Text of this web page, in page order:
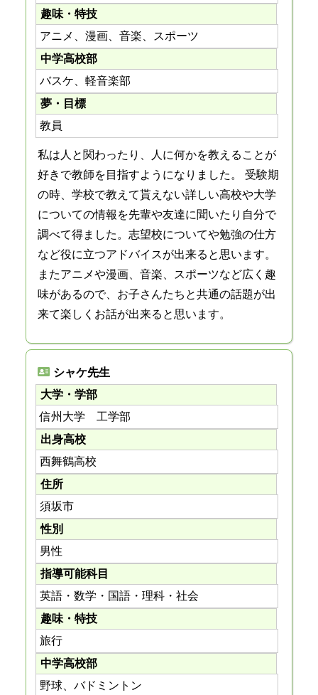
趣味・特技
アニメ、漫画、音楽、スポーツ
中学高校部
バスケ、軽音楽部
夢・目標
教員
私は人と関わったり、人に何かを教えることが
好きで教師を目指すようになりました。 受験期
の時、学校で教えて貰えない詳しい高校や大学
についての情報を先輩や友達に聞いたり自分で
調べて得ました。志望校についてや勉強の仕方
など役に立つアドバイスが出来ると思います。
またアニメや漫画、音楽、スポーツなど広く趣
味があるので、お子さんたちと共通の話題が出
来て楽しくお話が出来ると思います。
シャケ先生
大学・学部
信州大学 工学部
出身高校
西舞鶴高校
住所
須坂市
性別
男性
指導可能科目
英語・数学・国語・理科・社会
趣味・特技
旅行
中学高校部
野球、バドミントン